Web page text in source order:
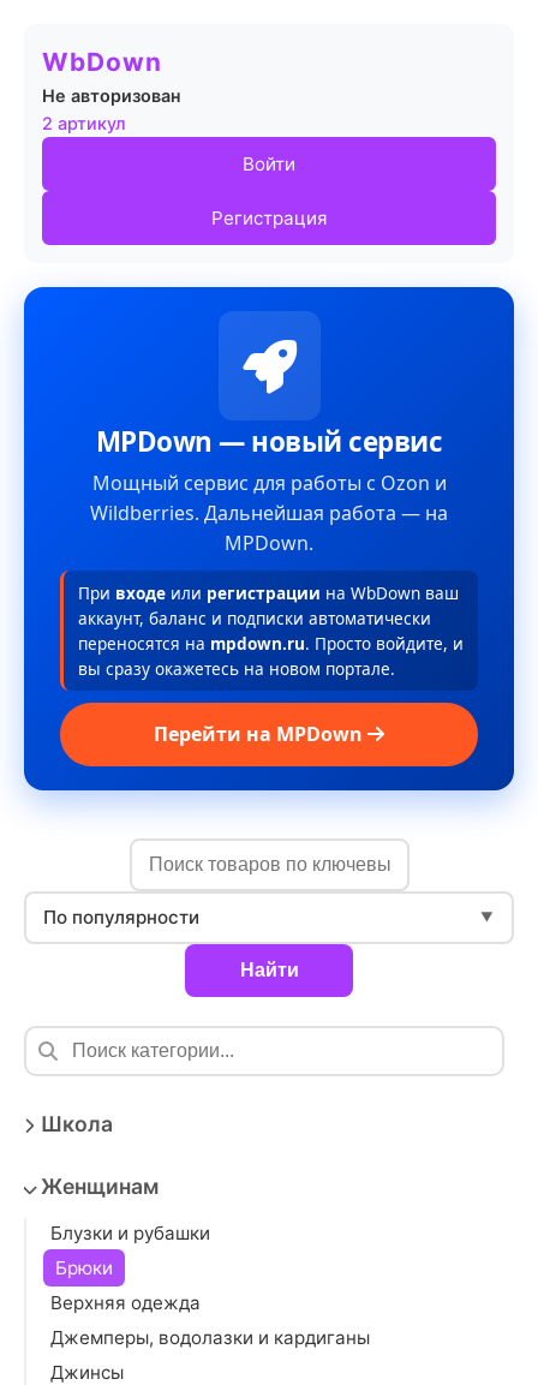
WbDown
Не авторизован
2 артикул
Войти
Регистрация
MPDown — новый сервис
Мощный сервис для работы с Ozon и
Wildberries. Дальнейшая работа — на
MPDown.
При входе или регистрации на WbDown ваш
аккаунт, баланс и подписки автоматически
переносятся на mpdown.ru. Просто войдите, и
вы сразу окажетесь на новом портале.
Перейти на MPDown
По популярности ▼
Найти
Школа
Женщинам
Блузки и рубашки
Брюки
Верхняя одежда
Джемперы, водолазки и кардиганы
Джинсы